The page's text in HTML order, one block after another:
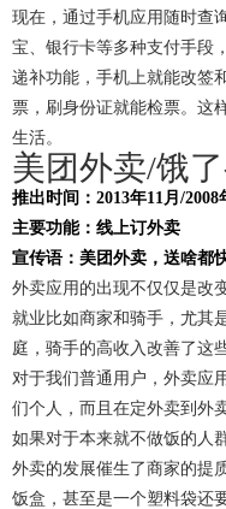
现在，通过手机应用随时查
宝、银行卡等多种支付手段
递补功能，手机上就能改签
票，刷身份证就能检票。这
生活。
美团外卖/饿
推出时间：2013年11月/2008
主要功能：线上订外卖
宣传语：美团外卖，送啥都
外卖应用的出现不仅仅是改
就业比如商家和骑手，尤其
庭，骑手的高收入改善了这
对于我们普通用户，外卖应
们个人，而且在定外卖到外
如果对于本来就不做饭的人
外卖的发展催生了商家的提
饭盒，甚至是一个塑料袋还